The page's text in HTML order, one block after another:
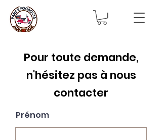
Pour toute demande,
n'hésitez pas à nous
contacter
Prénom